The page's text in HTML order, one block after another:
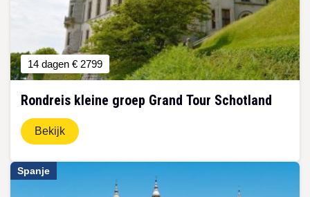
14 dagen € 2799
Rondreis kleine groep Grand Tour Schotland
Bekijk
Spanje